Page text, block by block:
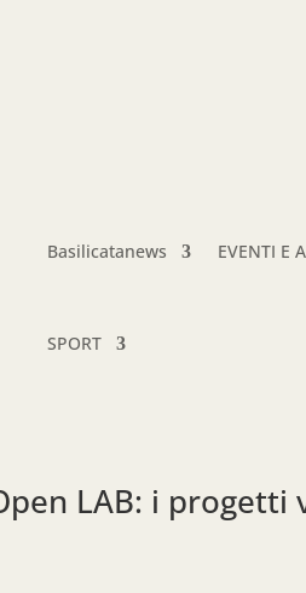
Basilicatanews EVENTI E
SPORT
LAB: i progetti